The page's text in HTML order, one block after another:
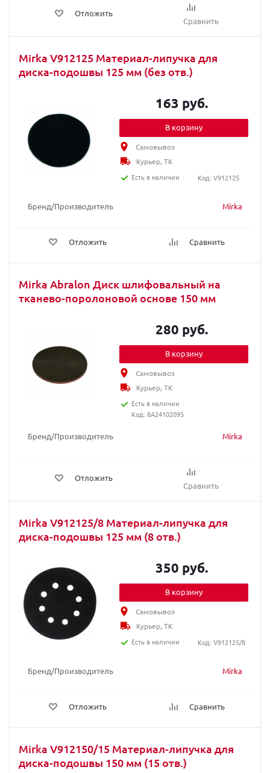
Отложить
Сравнить
Mirka V912125 Материал-липучка для
диска-подошвы 125 мм (без отв.)
Бренд/Производитель Mirka
Отложить Сравнить
163 руб.
В корзину
Самовывоз
Курьер, ТК
Есть в наличии
Код: V912125
Mirka Abralon Диск шлифовальный на
тканево-поролоновой основе 150 мм
Бренд/Производитель Mirka
Отложить
Сравнить
280 руб.
В корзину
Самовывоз
Курьер, ТК
Есть в наличии
Код: 8A24102095
Mirka V912125/8 Материал-липучка для
диска-подошвы 125 мм (8 отв.)
Бренд/Производитель Mirka
Отложить Сравнить
350 руб.
В корзину
Самовывоз
Курьер, ТК
Есть в наличии
Код: V912125/8
Mirka V912150/15 Материал-липучка для
диска-подошвы 150 мм (15 отв.)